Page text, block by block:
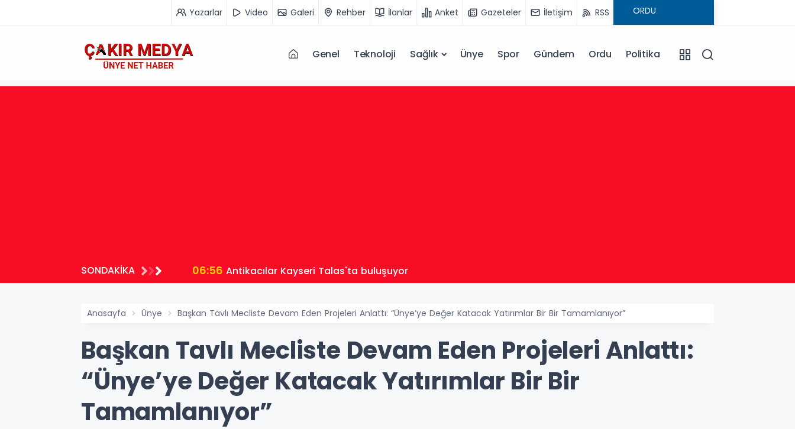
Yazarlar Video Galeri Rehber İlanlar Anket Gazeteler İletişim RSS
Genel Teknoloji Sağlık Ünye Spor Gündem Ordu Politika
SONDAKİKA 06:56 Antikacılar Kayseri Talas'ta buluşuyor
Anasayfa Ünye Başkan Tavlı Mecliste Devam Eden Projeleri Anlattı: “Ünye’ye Değer Katacak Yatırımlar Bir Bir Tamamlanıyor”
Başkan Tavlı Mecliste Devam Eden Projeleri Anlattı:
“Ünye’ye Değer Katacak Yatırımlar Bir Bir
Tamamlanıyor”